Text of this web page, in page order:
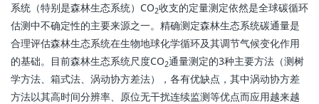
系统（特别是森林生态系统）CO2收支的定量测定依然是全球碳循环
估测中不确定性的主要来源之一。精确测定森林生态系统碳通量是
合理评估森林生态系统在生物地球化学循环及其调节气候变化作用
的基础。目前森林生态系统尺度CO2通量测定的3种主要方法（测树
学方法、箱式法、涡动协方差法），各有优缺点，其中涡动协方差
方法以其高时间分辨率、原位无干扰连续监测等优点而应用越来越